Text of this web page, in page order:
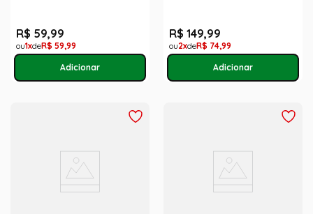
R$ 59,99
1 R$ 59,99
R$ 149,99
2 R$ 74,99